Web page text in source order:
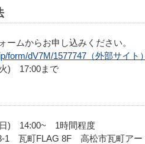
ームからお申し込みください。
form/dV7M/1577747（外部サイト）
) 17:00まで
日) 14:00~ 1時間程度
1 瓦町FLAG 8F 高松市瓦町アー